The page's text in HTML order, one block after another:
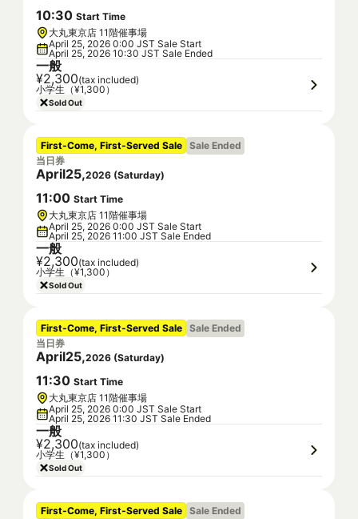
10:30 Start Time
大丸東京店 11階催事場
April 25, 2026 0:00 JST Sale Start
April 25, 2026 10:30 JST Sale Ended
一般
¥2,300(tax included)
小学生（¥1,300）
Sold Out
First-Come, First-Served Sale Sale Ended
当日券
April25,2026 (Saturday)
11:00 Start Time
大丸東京店 11階催事場
April 25, 2026 0:00 JST Sale Start
April 25, 2026 11:00 JST Sale Ended
一般
¥2,300(tax included)
小学生（¥1,300）
Sold Out
First-Come, First-Served Sale Sale Ended
当日券
April25,2026 (Saturday)
11:30 Start Time
大丸東京店 11階催事場
April 25, 2026 0:00 JST Sale Start
April 25, 2026 11:30 JST Sale Ended
一般
¥2,300(tax included)
小学生（¥1,300）
Sold Out
First-Come, First-Served Sale Sale Ended